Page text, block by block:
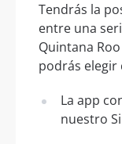
Tendrás la
entre una
Quintana
podrás elegir
La app
nuestro